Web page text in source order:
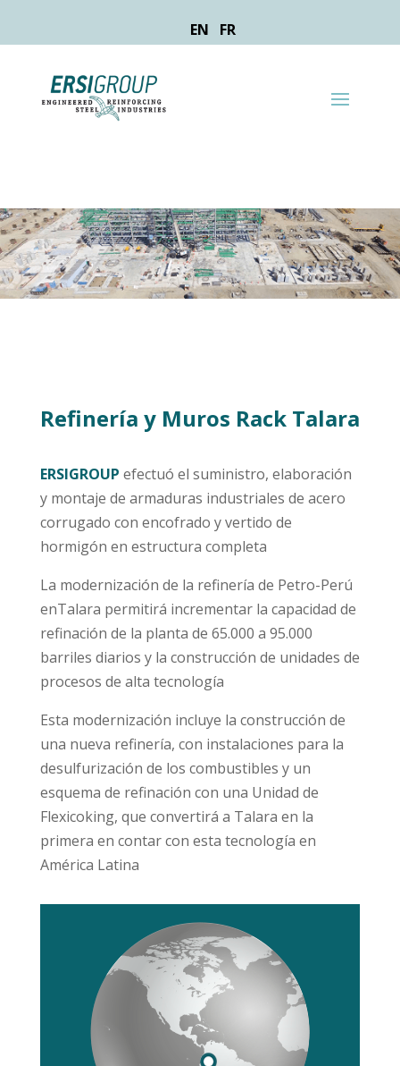
EN FR
Refinería y Muros Rack Talara
ERSIGROUP efectuó el suministro, elaboración
y montaje de armaduras industriales de acero
corrugado con encofrado y vertido de
hormigón en estructura completa
La modernización de la refinería de Petro-Perú
enTalara permitirá incrementar la capacidad de
refinación de la planta de 65.000 a 95.000
barriles diarios y la construcción de unidades de
procesos de alta tecnología
Esta modernización incluye la construcción de
una nueva refinería, con instalaciones para la
desulfurización de los combustibles y un
esquema de refinación con una Unidad de
Flexicoking, que convertirá a Talara en la
primera en contar con esta tecnología en
América Latina